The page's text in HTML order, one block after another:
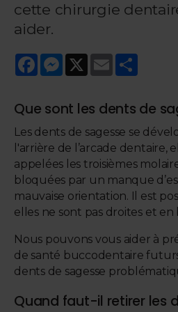
cette chirurgie
aider.
FacebookMessenger
X Email
Que sont les dents de
Les dents de sagesse se
l'arrière de l’arcade dentaire,
appelées les troisièmes
bloquées par un manque
mauvaise orientation. Il est
elles ne sont pas droites et en
Nous pouvons vous aider à
de santé buccodentaire
dents de sagesse
Quand faut-il retirer les